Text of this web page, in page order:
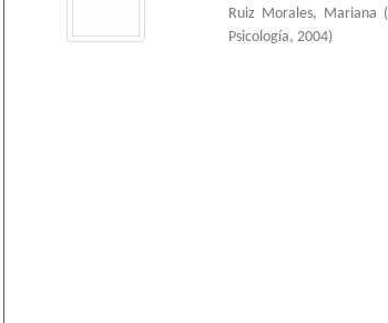
Ruiz Morales, Mariana (
Psicología, 2004)